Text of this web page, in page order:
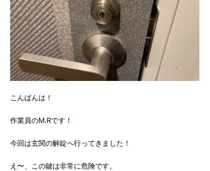
こんばんは！
作業員のM.Rです！
今回は玄関の解錠へ行ってきました！
え〜、この鍵は非常に危険です。